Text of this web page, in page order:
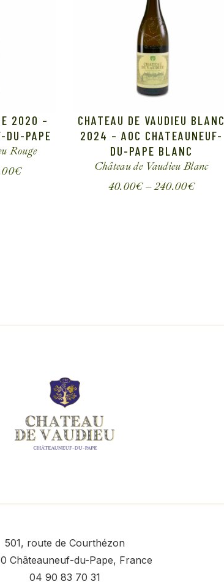
2020 –
DU-PAPE
Rouge
€
CHATEAU DE VAUDIEU BLANC
2024 – AOC CHATEAUNEUF-
DU-PAPE BLANC
Château de VaudieuBlanc
40.00€–240.00€
501, route de Courthézon
Châteauneuf-du-Pape, France
04 90 83 70 31